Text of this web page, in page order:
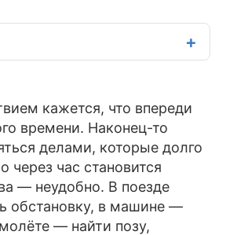
кажется, что впереди
времени. Наконец-то
делами, которые долго
через час становится
— неудобно. В поезде
обстановку, в машине —
— найти позу,